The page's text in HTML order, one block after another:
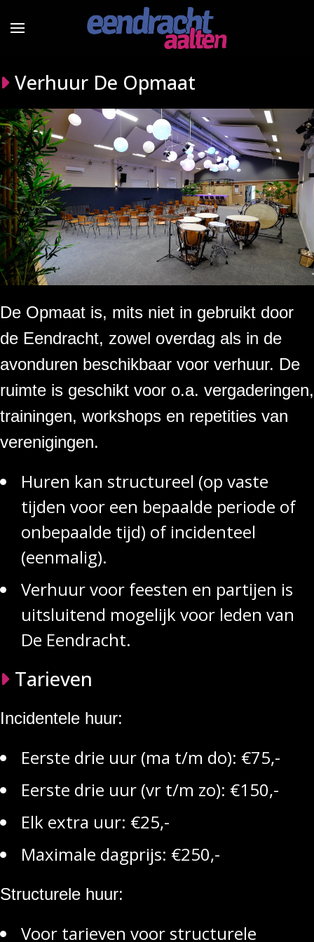
Verhuur De Opmaat
De Opmaat is, mits niet in gebruikt door
de Eendracht, zowel overdag als in de
avonduren beschikbaar voor verhuur. De
ruimte is geschikt voor o.a. vergaderingen,
trainingen, workshops en repetities van
verenigingen.
Huren kan structureel (op vaste
tijden voor een bepaalde periode of
onbepaalde tijd) of incidenteel
(eenmalig).
Verhuur voor feesten en partijen is
uitsluitend mogelijk voor leden van
De Eendracht.
Tarieven
Incidentele huur:
Eerste drie uur (ma t/m do): €75,-
Eerste drie uur (vr t/m zo): €150,-
Elk extra uur: €25,-
Maximale dagprijs: €250,-
Structurele huur:
Voor tarieven voor structurele